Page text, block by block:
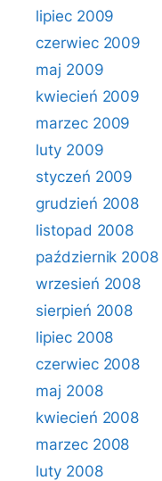
lipiec 2009
czerwiec 2009
maj 2009
kwiecień 2009
marzec 2009
luty 2009
styczeń 2009
grudzień 2008
listopad 2008
październik 2008
wrzesień 2008
sierpień 2008
lipiec 2008
czerwiec 2008
maj 2008
kwiecień 2008
marzec 2008
luty 2008